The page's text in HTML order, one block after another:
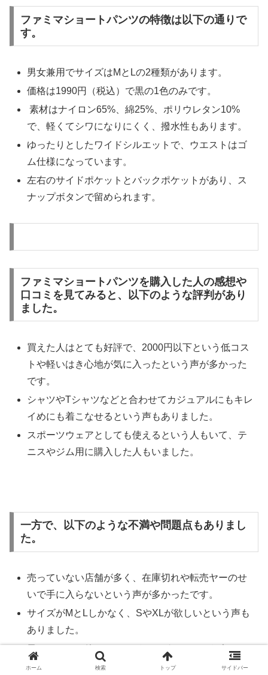
ファミマショートパンツの特徴は以下の通りで
す。
男女兼用でサイズはMとLの2種類があります。
価格は1990円（税込）で黒の1色のみです。
素材はナイロン65%、綿25%、ポリウレタン10%
で、軽くてシワになりにくく、撥水性もあります。
ゆったりとしたワイドシルエットで、ウエストはゴ
ム仕様になっています。
左右のサイドポケットとバックポケットがあり、ス
ナップボタンで留められます。
ファミマショートパンツを購入した人の感想や
口コミを見てみると、以下のような評判があり
ました。
買えた人はとても好評で、2000円以下という低コス
トや軽いはき心地が気に入ったという声が多かった
です。
シャツやTシャツなどと合わせてカジュアルにもキレ
イめにも着こなせるという声もありました。
スポーツウェアとしても使えるという人もいて、テ
ニスやジム用に購入した人もいました。
一方で、以下のような不満や問題点もありまし
た。
売っていない店舗が多く、在庫切れや転売ヤーのせ
いで手に入らないという声が多かったです。
サイズがMとLしかなく、SやXLが欲しいという声も
ありました。
黒しかなく、他のカラーがあればいいという声もあ
りました
ホーム 検索 トップ サイドバー